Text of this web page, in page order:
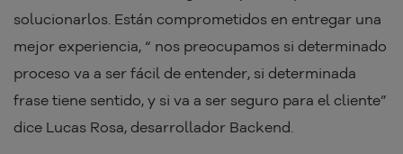
solucionarlos. Están comprometidos en entregar una
mejor experiencia, “ nos preocupamos si determinado
proceso va a ser fácil de entender, si determinada
frase tiene sentido, y si va a ser seguro para el cliente”
dice Lucas Rosa, desarrollador Backend.